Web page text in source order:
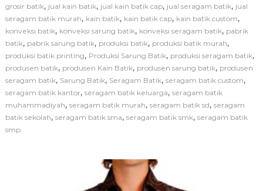
n
S
e
r
a
m
B
a
grosir batik, jual kain batik, jual kain batik cap, jual seragam batik, jual
seragam batik murah, kain batik, kain batik cap, kain batik custom,
konveksi batik, konveksi sarung batik, konveksi seragam batik, pabrik
batik, pabrik sarung batik, produksi batik, produksi batik murah,
produksi batik printing, Produksi Sarung Batik, produksi seragam batik,
produsen batik, produsen Kain Batik, produsen sarung batik, produsen
seragam batik, Sarung Batik, Seragam Batik, seragam batik custom,
seragam batik kantor, seragam batik keluarga, seragam batik
muhammadiyah, seragam batik murah, seragam batik sd, seragam
batik sekolah, seragam batik sma, seragam batik smk, seragam batik
smp